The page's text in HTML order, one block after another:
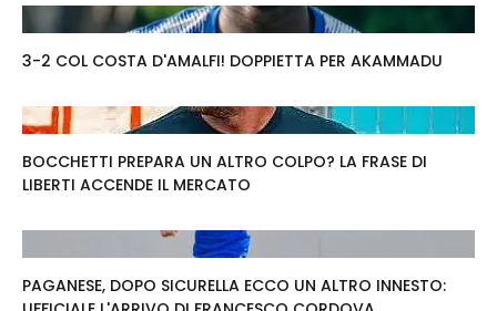
3-2 COL COSTA D'AMALFI! DOPPIETTA PER AKAMMADU
BOCCHETTI PREPARA UN ALTRO COLPO? LA FRASE DI
LIBERTI ACCENDE IL MERCATO
PAGANESE, DOPO SICURELLA ECCO UN ALTRO INNESTO: